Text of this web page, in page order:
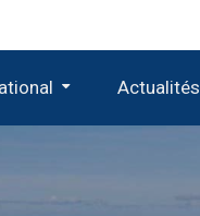
Actualités